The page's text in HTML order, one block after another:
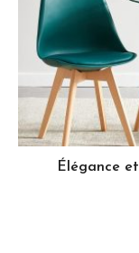
Élégance